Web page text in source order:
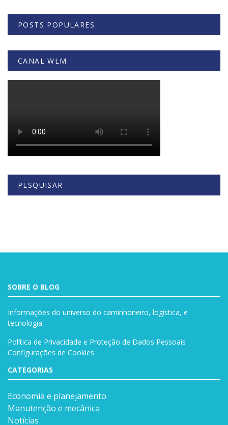
POSTS POPULARES
CANAL WLM
PESQUISAR
SOBRE O BLOG
Informações do universo do caminhoneiro, logística, e
tecnologia.
Política de Privacidade e Proteção de Dados Pessoais
Configurações de Cookies
CATEGORIAS
Economia e planejamento
Manutenção e mecânica
Notícias